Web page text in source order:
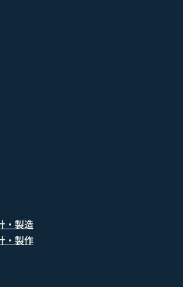
・製造
・製作